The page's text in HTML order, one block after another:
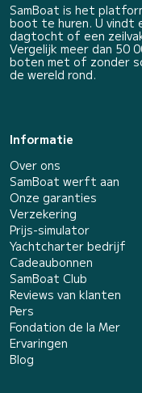
SamBoat is het
boot te huren. U vindt
dagtocht of een
Vergelijk meer dan 50
boten met of zonder
de wereld rond.
Informatie
Over ons
SamBoat werft aan
Onze garanties
Verzekering
Prijs-simulator
Yachtcharter bedrijf
Cadeaubonnen
SamBoat Club
Reviews van klanten
Pers
Fondation de la Mer
Ervaringen
Blog